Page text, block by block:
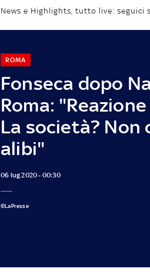
News e Highlights, tutto live: seguici
Fonseca dopo
Roma:
La società? Non
alibi"
ROMA
06 lug 2020 - 00:30
©LaPresse